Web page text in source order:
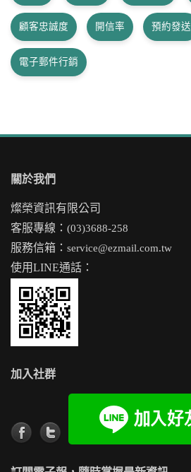
顧客忠誠度 開信率 預約發送
電子郵件行銷
關於我們
燦榮資訊有限公司
客服專線： (03)3688-258
服務信箱： service@ezmail.com.tw
使用LINE通話：
加入社群